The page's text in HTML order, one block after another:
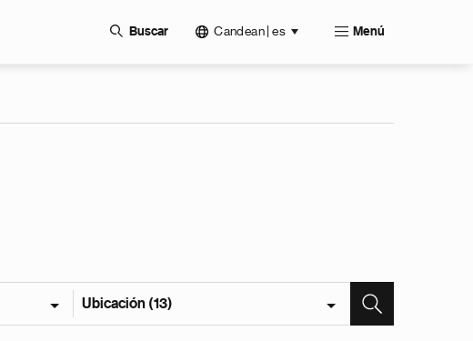
Buscar Candean | es Menú
Ubicación (13)